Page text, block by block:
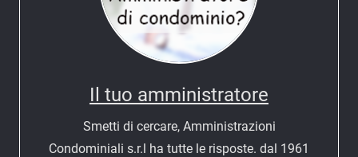
Il tuo amministratore
Smetti di cercare, Amministrazioni
Condominiali s.r.l ha tutte le risposte. dal 1961